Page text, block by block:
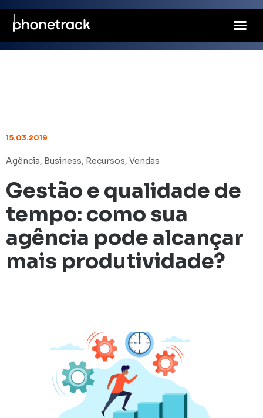
15.03.2019
Agência, Business, Recursos, Vendas
Gestão e qualidade de
tempo: como sua
agência pode alcançar
mais produtividade?